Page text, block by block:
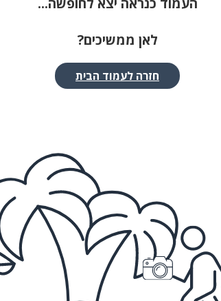
לאן ממשיכים?
חזרה לעמוד הבית